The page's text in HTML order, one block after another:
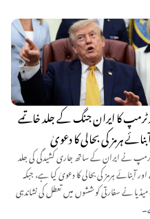
کا ایران جنگ کے جلد خاتمے
ہرمز کی بحالی کا دعویٰ
نے ایران کے ساتھ جاری کشیدگی کی جلد
آبنائے ہرمز کی بحالی کا دعویٰ کیا ہے، جبکہ
نے سفارتی کوششوں میں تعطل کی نشاندہی